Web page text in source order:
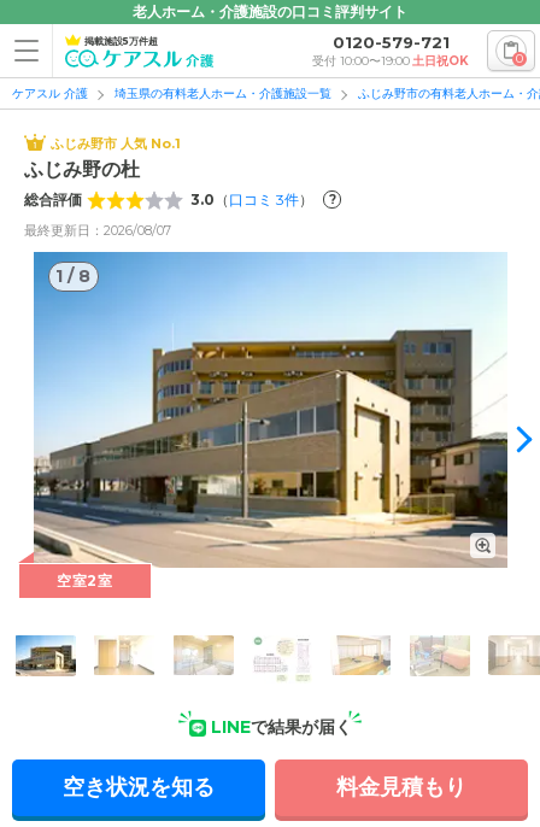
老人ホーム・介護施設の口コミ評判サイト
掲載施設5万件超 0120-579-721
受付 10:00〜19:00土日祝OK 0
ケアスル 介護 埼玉県の有料老人ホーム・介護施設一覧 ふじみ野市の有料老人ホーム・
ふじみ野市 人気 No.1
ふじみ野の杜
総合評価 3.0 （ 口コミ 3件） ?
最終更新日：2026/08/07
1 / 8
1/8
空室2室
LINEで結果が届く
空き状況を知る 料金見積もり